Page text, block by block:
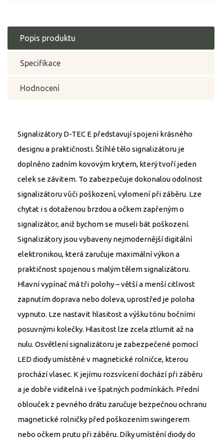
Popis produktu
Specifikace
Hodnocení
Signalizátory D-TEC E představují spojení krásného
designu a praktičnosti. Štíhlé tělo signalizátoru je
doplněno zadním kovovým krytem, který tvoří jeden
celek se závitem. To zabezpečuje dokonalou odolnost
signalizátoru vůči poškození, vylomení při záběru. Lze
chytat i s dotaženou brzdou a očkem zapřeným o
signalizátor, aniž bychom se museli bát poškození.
Signalizátory jsou vybaveny nejmodernější digitální
elektronikou, která zaručuje maximální výkon a
praktičnost spojenou s malým tělem signalizátoru.
Hlavní vypínač má tři polohy – větší a menší citlivost
zapnutím doprava nebo doleva, uprostřed je poloha
vypnuto. Lze nastavit hlasitost a výšku tónu bočními
posuvnými kolečky. Hlasitost lze zcela ztlumit až na
nulu. Osvětlení signalizátoru je zabezpečené pomocí
LED diody umístěné v magnetické rolničce, kterou
prochází vlasec. K jejímu rozsvícení dochází při záběru
a je dobře viditelná i ve špatných podmínkách. Přední
oblouček z pevného drátu zaručuje bezpečnou ochranu
magnetické rolničky před poškozením swingerem
nebo očkem prutu při záběru. Díky umístění diody do